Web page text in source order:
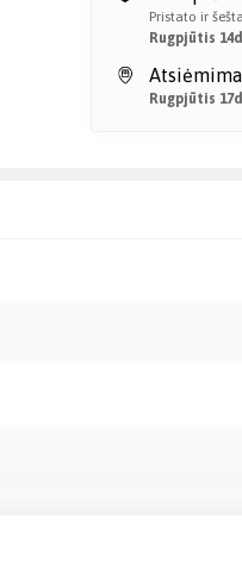
Pristato ir
Rugpjūtis
Rugpjūtis